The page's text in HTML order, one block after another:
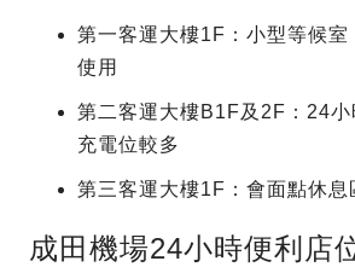
第一客運大樓1F：小型等候室
使用
第二客運大樓B1F及2F：24小
充電位較多
第三客運大樓1F：會面點休息
成田機場24小時便利店